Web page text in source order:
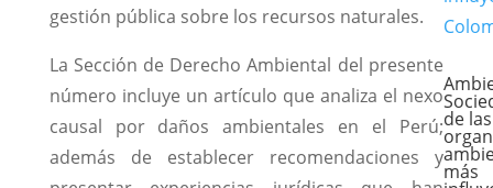
gestión pública sobre los recursos naturales.
La Sección de Derecho Ambiental del presente
número incluye un artículo que analiza el nexo
causal por daños ambientales en el Perú;
además de establecer recomendaciones y
de las
más